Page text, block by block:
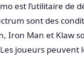
est l’utilitaire de
sont des
Iron Man et Klaw
joueurs peuvent